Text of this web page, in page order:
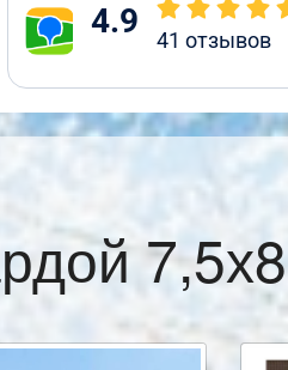
4.9 41 отзывов
7,5х8